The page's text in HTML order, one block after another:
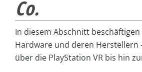
Co.
In diesem Abschnitt
Hardware und deren Herstellern
über die PlayStation VR bis hin